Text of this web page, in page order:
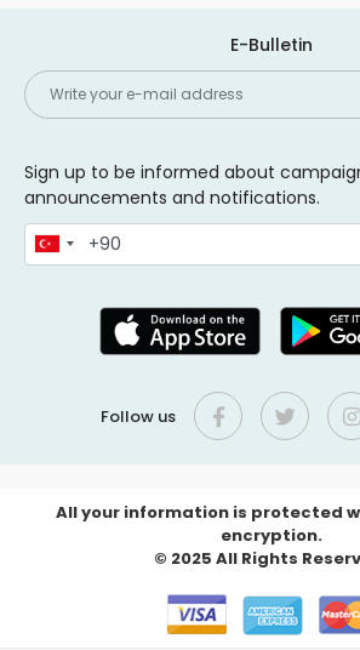
E-Bulletin
Sign up to be informed about
announcements and notifications.
Follow us
All your information is protected
encryption.
© 2025 All Rights